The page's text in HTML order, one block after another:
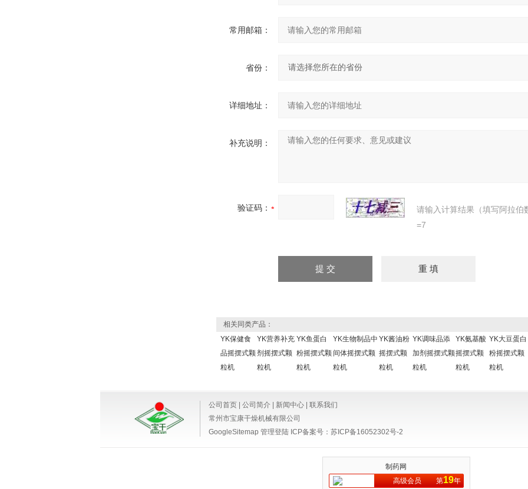
常用邮箱：
省份：
详细地址：
补充说明：
验证码：
请输入计算结果（填写阿拉伯
=7
相关同类产品：
YK保健食
品摇摆式颗
粒机
YK营养补充
剂摇摆式颗
粒机
YK鱼蛋白
粉摇摆式颗
粒机
YK生物制品中
间体摇摆式颗
粒机
YK酱油粉
摇摆式颗
粒机
YK调味品添
加剂摇摆式颗
粒机
YK氨基酸
摇摆式颗
粒机
YK大豆蛋白
粉摇摆式颗
粒机
公司首页 公司简介 新闻中心
联系我们
常州市宝康干燥机械有限公司
GoogleSitemap 管理登陆 ICP备案号： 苏ICP备16052302号-2
制药网
高级会员
第19年